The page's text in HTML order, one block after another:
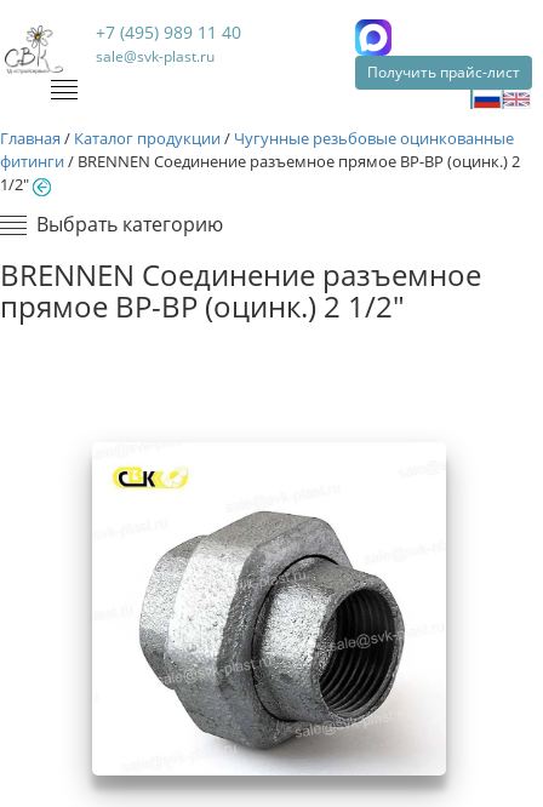
+7 (495) 989 11 40
sale@svk-plast.ru
Получить прайс-лист
Главная / Каталог продукции/ Чугунные резьбовые оцинкованные
фитинги/ BRENNEN Соединение разъемное прямое ВР-ВР (оцинк.) 2
1/2"
Выбрать категорию
BRENNEN Соединение разъемное
прямое ВР-ВР (оцинк.) 2 1/2"